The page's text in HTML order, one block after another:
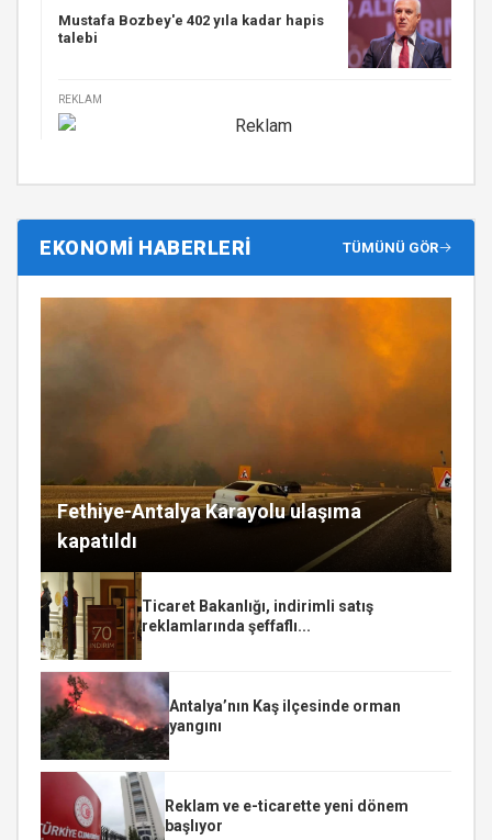
Mustafa Bozbey'e 402 yıla kadar hapis
talebi
REKLAM
EKONOMİ HABERLERİ TÜMÜNÜ GÖR
Fethiye-Antalya Karayolu ulaşıma
kapatıldı
Ticaret Bakanlığı, indirimli satış
reklamlarında şeffaflı...
Antalya’nın Kaş ilçesinde orman
yangını
Reklam ve e-ticarette yeni dönem
başlıyor